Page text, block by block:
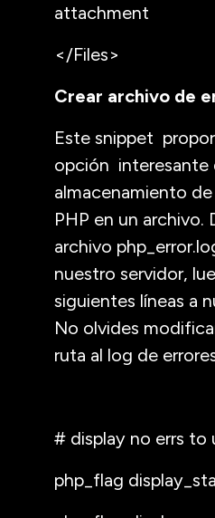
attachment
</Files>
Crear archivo de
Este snippet
opción interesante
almacenamiento
PHP en un archivo.
archivo
nuestro servidor,
siguientes líneas a
No olvides
ruta al log de
# display no errs to
php_flag